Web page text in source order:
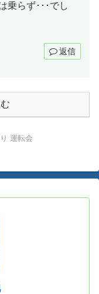
乗らず･･･でし
返信
運転会